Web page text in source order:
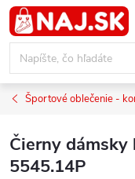
Prejsť
na
obsah
Športové oblečenie -
Čierny dámsky
5545.14P